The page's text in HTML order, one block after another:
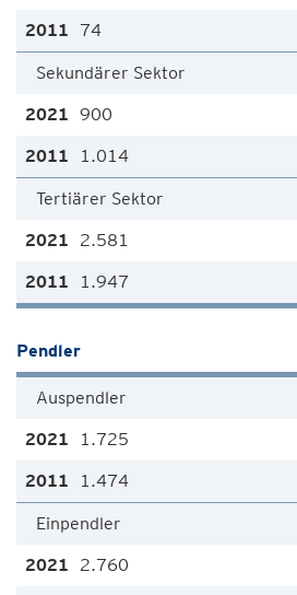
74
Sekundärer Sektor
900
1.014
Tertiärer Sektor
2.581
1.947
Pendler
Auspendler
1.725
1.474
Einpendler
2.760